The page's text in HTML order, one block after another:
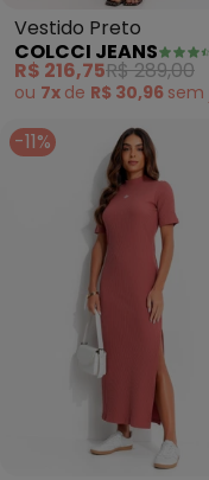
Vestido Preto
COLCCI JEANS
R$ 216,75R$ 289,00
ou 7x de R$ 30,96 sem
-11%